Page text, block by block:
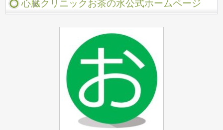
心臓クリニックお茶の水公式ホームページ